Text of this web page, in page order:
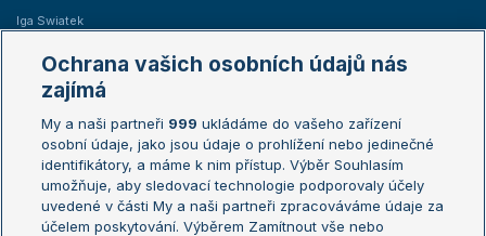
Iga Swiatek
Žebříčky
Žebříček ATP (muži)
Žebříček WTA (ženy)
Sázkařský žebříček
Australian Open
French Open
Wimbledon
US Open
Ochrana vašich osobních údajů nás
zajímá
My a naši partneři 999 ukládáme do vašeho zařízení
osobní údaje, jako jsou údaje o prohlížení nebo jedinečné
identifikátory, a máme k nim přístup. Výběr Souhlasím
umožňuje, aby sledovací technologie podporovaly účely
uvedené v části My a naši partneři zpracováváme údaje za
účelem poskytování. Výběrem Zamítnout vše nebo